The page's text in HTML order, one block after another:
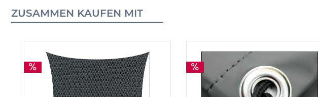
ZUSAMMEN KAUFEN MIT